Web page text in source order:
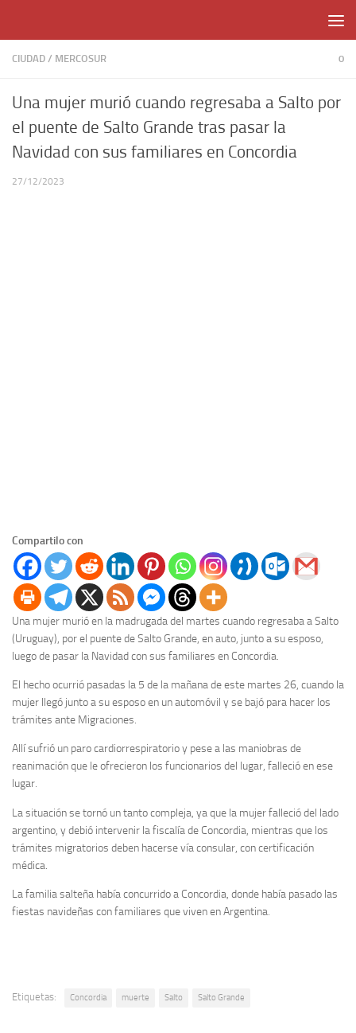
CIUDAD / MERCOSUR 0
Una mujer murió cuando regresaba a Salto por
el puente de Salto Grande tras pasar la
Navidad con sus familiares en Concordia
27/12/2023
Compartilo con
Una mujer murió en la madrugada del martes cuando regresaba a Salto
(Uruguay), por el puente de Salto Grande, en auto, junto a su esposo,
luego de pasar la Navidad con sus familiares en Concordia.
El hecho ocurrió pasadas la 5 de la mañana de este martes 26, cuando la
mujer llegó junto a su esposo en un automóvil y se bajó para hacer los
trámites ante Migraciones.
Allí sufrió un paro cardiorrespiratorio y pese a las maniobras de
reanimación que le ofrecieron los funcionarios del lugar, falleció en ese
lugar.
La situación se tornó un tanto compleja, ya que la mujer falleció del lado
argentino, y debió intervenir la fiscalía de Concordia, mientras que los
trámites migratorios deben hacerse vía consular, con certificación
médica.
La familia salteña había concurrido a Concordia, donde había pasado las
fiestas navideñas con familiares que viven en Argentina.
Etiquetas: Concordia muerte Salto Salto Grande